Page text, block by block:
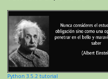
Python 3.5.2 tutorial